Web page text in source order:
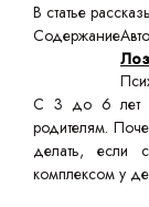
В статье
Содержание
С 3 до 6 лет
родителям.
делать, если
комплексом у